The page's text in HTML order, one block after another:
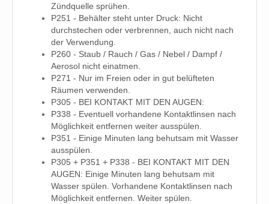
Zündquelle sprühen.
P251 - Behälter steht unter Druck: Nicht
durchstechen oder verbrennen, auch nicht nach
der Verwendung.
P260 - Staub / Rauch / Gas / Nebel / Dampf /
Aerosol nicht einatmen.
P271 - Nur im Freien oder in gut belüfteten
Räumen verwenden.
P305 - BEI KONTAKT MIT DEN AUGEN:
P338 - Eventuell vorhandene Kontaktlinsen nach
Möglichkeit entfernen weiter ausspülen.
P351 - Einige Minuten lang behutsam mit Wasser
ausspülen.
P305 + P351 + P338 - BEI KONTAKT MIT DEN
AUGEN: Einige Minuten lang behutsam mit
Wasser spülen. Vorhandene Kontaktlinsen nach
Möglichkeit entfernen. Weiter spülen.